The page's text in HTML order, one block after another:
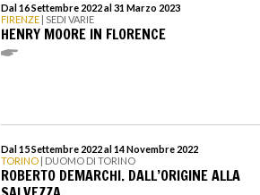
Dal 16 Settembre 2022 al 31 Marzo 2023
FIRENZE | SEDI VARIE
HENRY MOORE IN FLORENCE
Dal 15 Settembre 2022 al 14 Novembre 2022
TORINO | DUOMO DI TORINO
ROBERTO DEMARCHI. DALL’ORIGINE ALLA